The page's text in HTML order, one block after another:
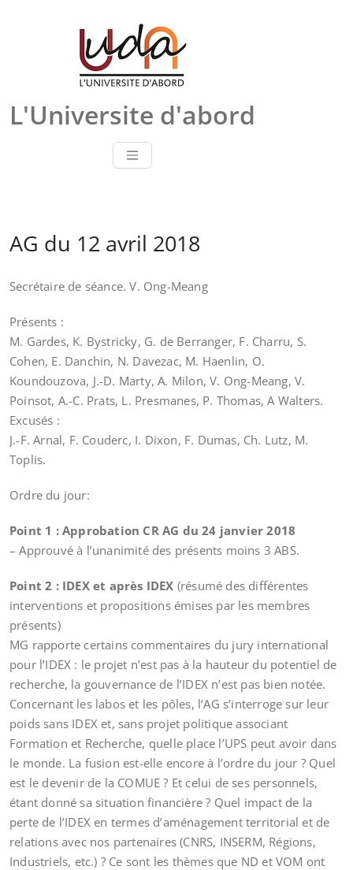
L'Universite d'abord
AG du 12 avril 2018
Secrétaire de séance. V. Ong-Meang
Présents :
M. Gardes, K. Bystricky, G. de Berranger, F. Charru, S.
Cohen, E. Danchin, N. Davezac, M. Haenlin, O.
Koundouzova, J.-D. Marty, A. Milon, V. Ong-Meang, V.
Poinsot, A.-C. Prats, L. Presmanes, P. Thomas, A Walters.
Excusés :
J.-F. Arnal, F. Couderc, I. Dixon, F. Dumas, Ch. Lutz, M.
Toplis.
Ordre du jour:
Point 1 : Approbation CR AG du 24 janvier 2018
– Approuvé à l’unanimité des présents moins 3 ABS.
Point 2 : IDEX et après IDEX (résumé des différentes
interventions et propositions émises par les membres
présents)
MG rapporte certains commentaires du jury international
pour l’IDEX : le projet n’est pas à la hauteur du potentiel de
recherche, la gouvernance de l’IDEX n’est pas bien notée.
Concernant les labos et les pôles, l’AG s’interroge sur leur
poids sans IDEX et, sans projet politique associant
Formation et Recherche, quelle place l’UPS peut avoir dans
le monde. La fusion est-elle encore à l’ordre du jour ? Quel
est le devenir de la COMUE ? Et celui de ses personnels,
étant donné sa situation financière ? Quel impact de la
perte de l’IDEX en termes d’aménagement territorial et de
relations avec nos partenaires (CNRS, INSERM, Régions,
Industriels, etc.) ? Ce sont les thèmes que ND et VOM ont